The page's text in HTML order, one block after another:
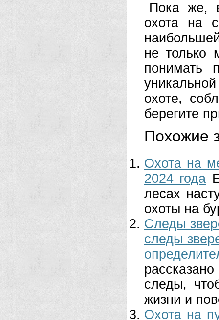
Пока же,
охота на
не только
понимать
охоте,
берегите
Похожие
Охота на
2024 года
лесах
охоты на
Следы
следы
следы,
жизни и
Охота на